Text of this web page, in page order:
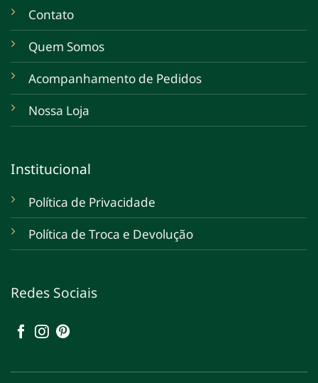
Contato
Quem Somos
Acompanhamento de Pedidos
Nossa Loja
Institucional
Política de Privacidade
Política de Troca e Devolução
Redes Sociais